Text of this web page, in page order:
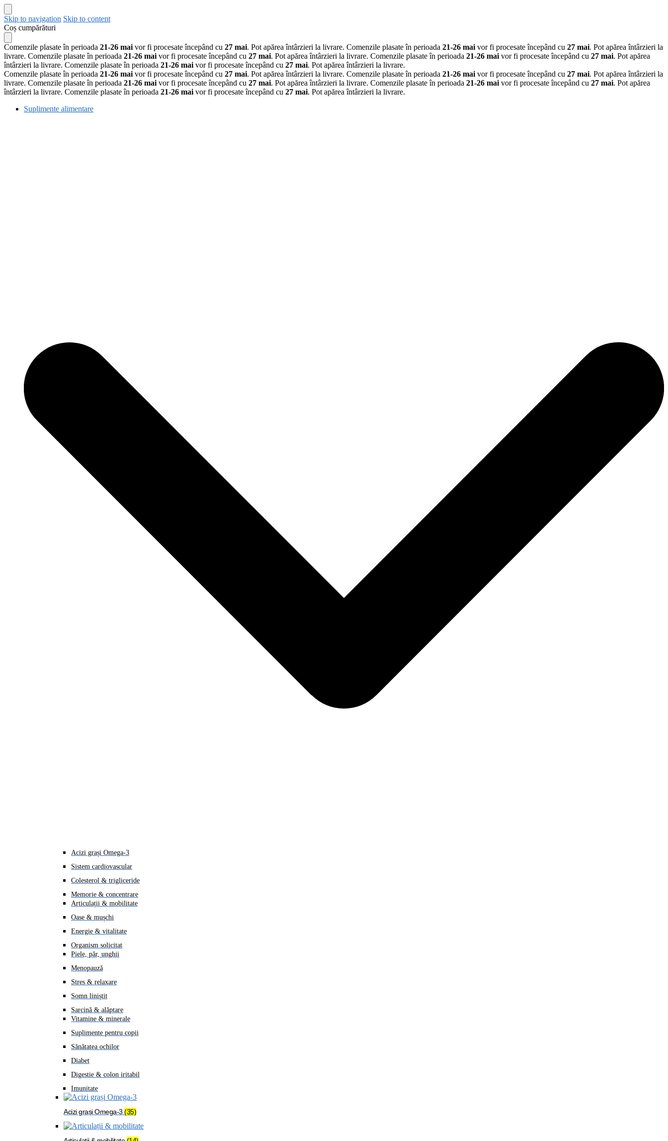
Skip to navigation Skip to content
Coș cumpărături
Comenzile plasate în perioada 21-26 mai vor fi procesate începând cu 27 mai. Pot apărea întârzieri la livrare. Comenzile plasate în perioada 21-26 mai vor fi procesate începând cu 27 mai. Pot apărea întârzieri la
livrare. Comenzile plasate în perioada 21-26 mai vor fi procesate începând cu 27 mai. Pot apărea întârzieri la livrare. Comenzile plasate în perioada 21-26 mai vor fi procesate începând cu 27 mai. Pot apărea
întârzieri la livrare. Comenzile plasate în perioada 21-26 mai vor fi procesate începând cu 27 mai. Pot apărea întârzieri la livrare.
Comenzile plasate în perioada 21-26 mai vor fi procesate începând cu 27 mai. Pot apărea întârzieri la livrare. Comenzile plasate în perioada 21-26 mai vor fi procesate începând cu 27 mai. Pot apărea întârzieri la
livrare. Comenzile plasate în perioada 21-26 mai vor fi procesate începând cu 27 mai. Pot apărea întârzieri la livrare. Comenzile plasate în perioada 21-26 mai vor fi procesate începând cu 27 mai. Pot apărea
întârzieri la livrare. Comenzile plasate în perioada 21-26 mai vor fi procesate începând cu 27 mai. Pot apărea întârzieri la livrare.
Suplimente alimentare
Acizi grași Omega-3
Sistem cardiovascular
Colesterol & trigliceride
Memorie & concentrare
Articulații & mobilitate
Oase & mușchi
Energie & vitalitate
Organism solicitat
Piele, păr, unghii
Menopauză
Stres & relaxare
Somn liniștit
Sarcină & alăptare
Vitamine & minerale
Suplimente pentru copii
Sănătatea ochilor
Diabet
Digestie & colon iritabil
Imunitate
Acizi grași Omega-3 (35)